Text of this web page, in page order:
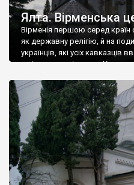
Ялта. Вірменська
Вірменія першою серед країн
як державну релігію, й на
українців, які усіх
є відданими вірянами Христа